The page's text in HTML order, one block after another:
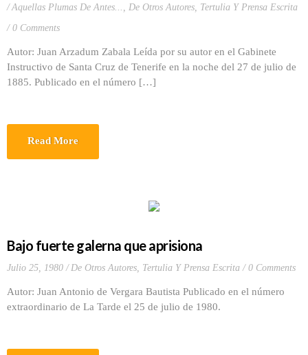
Aquellas Plumas De Antes... , De Otros Autores, Tertulia Y Prensa Escrita
0 Comments
Autor: Juan Arzadum Zabala Leída por su autor en el Gabinete
Instructivo de Santa Cruz de Tenerife en la noche del 27 de julio de
1885. Publicado en el número […]
Read More
Bajo fuerte galerna que aprisiona
Julio 25, 1980 De Otros Autores, Tertulia Y Prensa Escrita 0 Comments
Autor: Juan Antonio de Vergara Bautista Publicado en el número
extraordinario de La Tarde el 25 de julio de 1980.